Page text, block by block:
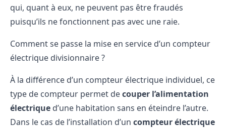
qui, quant à eux, ne peuvent pas être fraudés
puisqu’ils ne fonctionnent pas avec une raie.
Comment se passe la mise en service d’un compteur
électrique divisionnaire ?
À la différence d’un compteur électrique individuel, ce
type de compteur permet decouper l’alimentation
électrique d’une habitation sans en éteindre l’autre.
Dans le cas de l’installation d’un compteur électrique